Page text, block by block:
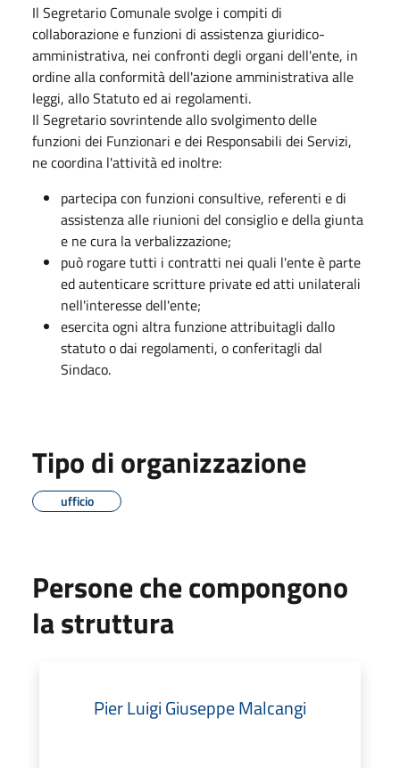
Il Segretario Comunale svolge i compiti di
collaborazione e funzioni di assistenza giuridico-
amministrativa, nei confronti degli organi dell'ente, in
ordine alla conformità dell'azione amministrativa alle
leggi, allo Statuto ed ai regolamenti.
Il Segretario sovrintende allo svolgimento delle
funzioni dei Funzionari e dei Responsabili dei Servizi,
ne coordina l'attività ed inoltre:
partecipa con funzioni consultive, referenti e di
assistenza alle riunioni del consiglio e della giunta
e ne cura la verbalizzazione;
può rogare tutti i contratti nei quali l'ente è parte
ed autenticare scritture private ed atti unilaterali
nell'interesse dell'ente;
esercita ogni altra funzione attribuitagli dallo
statuto o dai regolamenti, o conferitagli dal
Sindaco.
Tipo di organizzazione
ufficio
Persone che compongono
la struttura
Pier Luigi Giuseppe Malcangi